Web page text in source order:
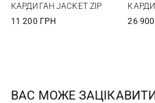
56
КАРДИГАН JACKET ZIP
11 200 ГРН
26
ВАС МОЖЕ